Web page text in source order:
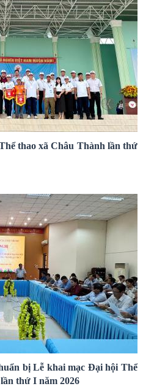
thao xã Châu Thành lần thứ
bị Lễ khai mạc Đại hội Thể
thứ I năm 2026